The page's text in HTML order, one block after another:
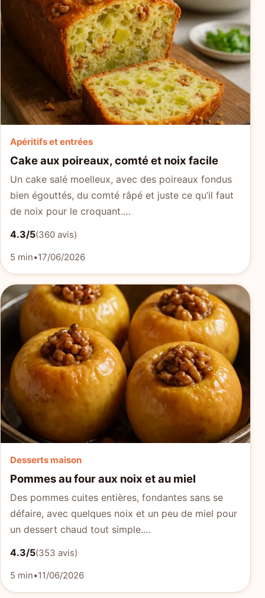
Apéritifs et entrées
Cake aux poireaux, comté et noix facile
Un cake salé moelleux, avec des poireaux fondus
bien égouttés, du comté râpé et juste ce qu’il faut
de noix pour le croquant.…
4.3/5(360 avis)
5 min•17/06/2026
Desserts maison
Pommes au four aux noix et au miel
Des pommes cuites entières, fondantes sans se
défaire, avec quelques noix et un peu de miel pour
un dessert chaud tout simple.…
4.3/5(353 avis)
5 min•11/06/2026